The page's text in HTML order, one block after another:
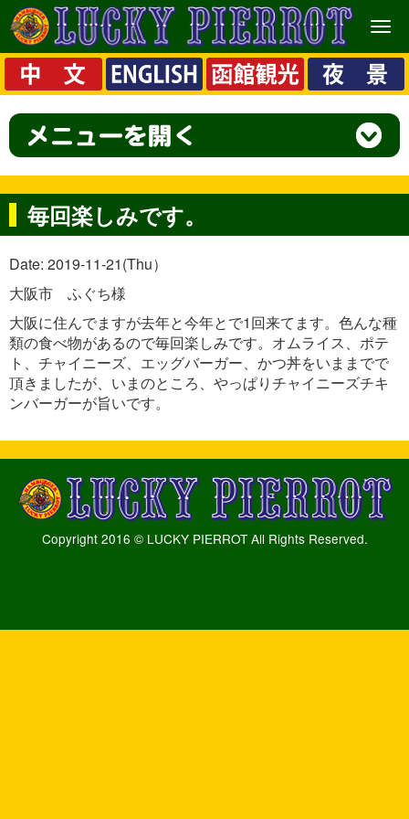
メ
ニ
ュ
ー
毎回楽しみです。
Date: 2019-11-21(Thu）
大阪市 ふぐち様
大阪に住んでますが去年と今年とで1回来てます。色んな種
類の食べ物があるので毎回楽しみです。オムライス、ポテ
ト、チャイニーズ、エッグバーガー、かつ丼をいままでで
頂きましたが、いまのところ、やっぱりチャイニーズチキ
ンバーガーが旨いです。
Copyright 2016 © LUCKY PIERROT All Rights Reserved.